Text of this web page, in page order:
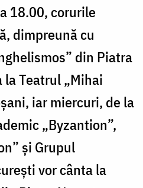
18.00, corurile
dimpreună cu
din Piatra
la Teatrul „Mihai
iar miercuri, de la
„Byzantion”,
și Grupul
vor cânta la